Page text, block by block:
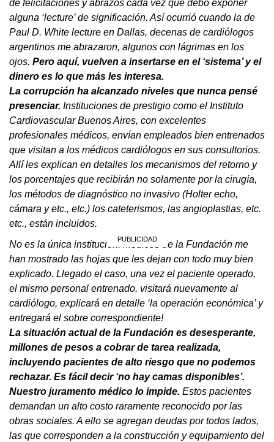
de felicitaciones y abrazos cada vez que debo exponer
alguna ‘lecture’ de significación. Así ocurrió cuando la de
Paul D. White lecture en Dallas, decenas de cardiólogos
argentinos me abrazaron, algunos con lágrimas en los
ojos. Pero aquí, vuelven a insertarse en el ‘sistema’ y el
dinero es lo que más les interesa.
La corrupción ha alcanzado niveles que nunca pensé
presenciar. Instituciones de prestigio como el Instituto
Cardiovascular Buenos Aires, con excelentes
profesionales médicos, envían empleados bien entrenados
que visitan a los médicos cardiólogos en sus consultorios.
Allí les explican en detalles los mecanismos del retorno y
los porcentajes que recibirán no solamente por la cirugía,
los métodos de diagnóstico no invasivo (Holter echo,
cámara y etc., etc.) los cateterismos, las angioplastias, etc.
etc., están incluidos.
No es la única institución. Médicos de la Fundación me
han mostrado las hojas que les dejan con todo muy bien
explicado. Llegado el caso, una vez el paciente operado,
el mismo personal entrenado, visitará nuevamente al
cardiólogo, explicará en detalle ‘la operación económica’ y
entregará el sobre correspondiente!
La situación actual de la Fundación es desesperante,
millones de pesos a cobrar de tarea realizada,
incluyendo pacientes de alto riesgo que no podemos
rechazar. Es fácil decir ‘no hay camas disponibles’.
Nuestro juramento médico lo impide. Estos pacientes
demandan un alto costo raramente reconocido por las
obras sociales. A ello se agregan deudas por todos lados,
las que corresponden a la construcción y equipamiento del